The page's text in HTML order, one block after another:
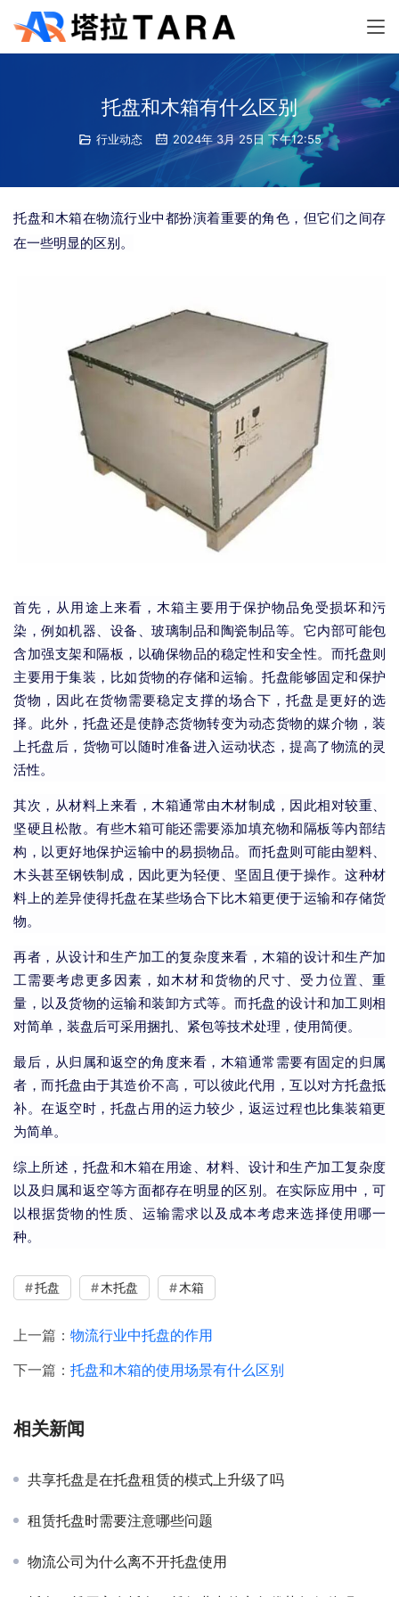
托盘和木箱有什么区别
行业动态 2024年 3月 25日 下午12:55
托盘和木箱在物流行业中都扮演着重要的角色，但它们之间存
在一些明显的区别。
首先，从用途上来看，木箱主要用于保护物品免受损坏和污
染，例如机器、设备、玻璃制品和陶瓷制品等。它内部可能包
含加强支架和隔板，以确保物品的稳定性和安全性。而托盘则
主要用于集装，比如货物的存储和运输。托盘能够固定和保护
货物，因此在货物需要稳定支撑的场合下，托盘是更好的选
择。此外，托盘还是使静态货物转变为动态货物的媒介物，装
上托盘后，货物可以随时准备进入运动状态，提高了物流的灵
活性。
其次，从材料上来看，木箱通常由木材制成，因此相对较重、
坚硬且松散。有些木箱可能还需要添加填充物和隔板等内部结
构，以更好地保护运输中的易损物品。而托盘则可能由塑料、
木头甚至钢铁制成，因此更为轻便、坚固且便于操作。这种材
料上的差异使得托盘在某些场合下比木箱更便于运输和存储货
物。
再者，从设计和生产加工的复杂度来看，木箱的设计和生产加
工需要考虑更多因素，如木材和货物的尺寸、受力位置、重
量，以及货物的运输和装卸方式等。而托盘的设计和加工则相
对简单，装盘后可采用捆扎、紧包等技术处理，使用简便。
最后，从归属和返空的角度来看，木箱通常需要有固定的归属
者，而托盘由于其造价不高，可以彼此代用，互以对方托盘抵
补。在返空时，托盘占用的运力较少，返运过程也比集装箱更
为简单。
综上所述，托盘和木箱在用途、材料、设计和生产加工复杂度
以及归属和返空等方面都存在明显的区别。在实际应用中，可
以根据货物的性质、运输需求以及成本考虑来选择使用哪一
种。
托盘 木托盘 木箱
上一篇： 物流行业中托盘的作用
下一篇： 托盘和木箱的使用场景有什么区别
相关新闻
共享托盘是在托盘租赁的模式上升级了吗
租赁托盘时需要注意哪些问题
物流公司为什么离不开托盘使用